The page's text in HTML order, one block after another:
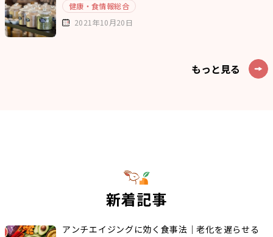
健康・食情報総合
2021年10月20日
もっと見る
新着記事
アンチエイジングに効く食事法｜老化を遅らせる